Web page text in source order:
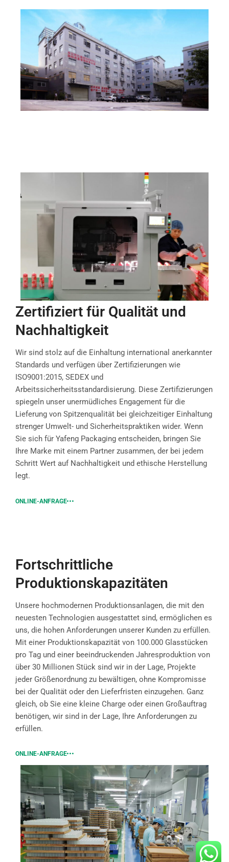
Zertifiziert für Qualität und
Nachhaltigkeit
Wir sind stolz auf die Einhaltung international anerkannter
Standards und verfügen über Zertifizierungen wie
ISO9001:2015, SEDEX und
Arbeitssicherheitsstandardisierung. Diese Zertifizierungen
spiegeln unser unermüdliches Engagement für die
Lieferung von Spitzenqualität bei gleichzeitiger Einhaltung
strenger Umwelt- und Sicherheitspraktiken wider. Wenn
Sie sich für Yafeng Packaging entscheiden, bringen Sie
Ihre Marke mit einem Partner zusammen, der bei jedem
Schritt Wert auf Nachhaltigkeit und ethische Herstellung
legt.
ONLINE-ANFRAGE
Fortschrittliche
Produktionskapazitäten
Unsere hochmodernen Produktionsanlagen, die mit den
neuesten Technologien ausgestattet sind, ermöglichen es
uns, die hohen Anforderungen unserer Kunden zu erfüllen.
Mit einer Produktionskapazität von 100.000 Glasstücken
pro Tag und einer beeindruckenden Jahresproduktion von
über 30 Millionen Stück sind wir in der Lage, Projekte
jeder Größenordnung zu bewältigen, ohne Kompromisse
bei der Qualität oder den Lieferfristen einzugehen. Ganz
gleich, ob Sie eine kleine Charge oder einen Großauftrag
benötigen, wir sind in der Lage, Ihre Anforderungen zu
erfüllen.
ONLINE-ANFRAGE